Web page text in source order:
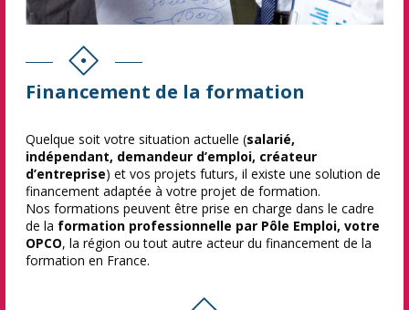
Financement de la formation
Quelque soit votre situation actuelle (salarié,
indépendant, demandeur d’emploi, créateur
d’entreprise) et vos projets futurs, il existe une solution de
financement adaptée à votre projet de formation.
Nos formations peuvent être prise en charge dans le cadre
de la formation professionnelle par Pôle Emploi, votre
OPCO, la région ou tout autre acteur du financement de la
formation en France.